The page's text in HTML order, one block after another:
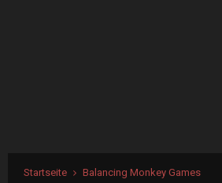
Startseite Balancing Monkey Games